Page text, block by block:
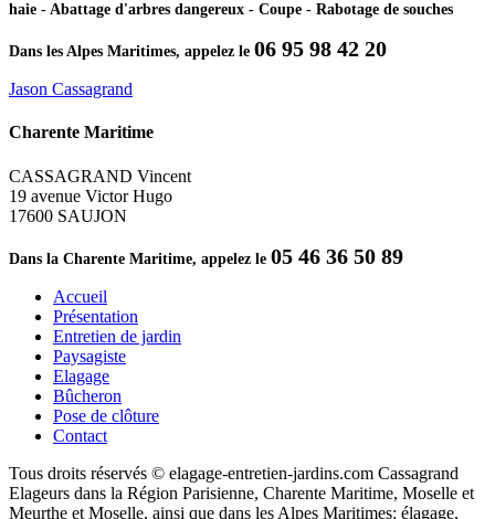
haie - Abattage d'arbres dangereux - Coupe - Rabotage de souches
Dans les Alpes Maritimes, appelez le 06 95 98 42 20
Jason Cassagrand
Charente Maritime
CASSAGRAND Vincent
19 avenue Victor Hugo
17600 SAUJON
Dans la Charente Maritime, appelez le 05 46 36 50 89
Accueil
Présentation
Entretien de jardin
Paysagiste
Elagage
Bûcheron
Pose de clôture
Contact
Tous droits réservés © elagage-entretien-jardins.com Cassagrand
Elageurs dans la Région Parisienne, Charente Maritime, Moselle et
Meurthe et Moselle, ainsi que dans les Alpes Maritimes: élagage,